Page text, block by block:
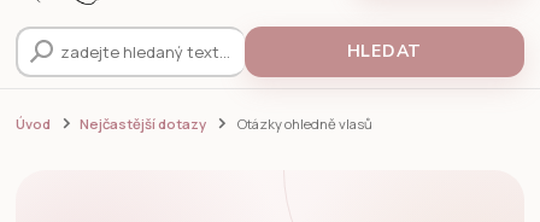
HLEDAT
Úvod Nejčastější dotazy Otázky ohledně vlasů